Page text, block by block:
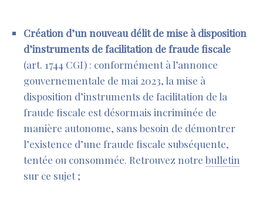
Création d’un nouveau délit de mise à disposition
d’instruments de facilitation de fraude fiscale
(art. 1744 CGI) : conformément à l’annonce
gouvernementale de mai 2023, la mise à
disposition d’instruments de facilitation de la
fraude fiscale est désormais incriminée de
manière autonome, sans besoin de démontrer
l’existence d’une fraude fiscale subséquente,
tentée ou consommée. Retrouvez notre bulletin
sur ce sujet ;